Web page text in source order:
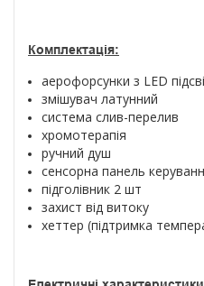
Комплектація:
аерофорсунки з LED
змішувач латунний
система слив-перелив
хромотерапія
ручний душ
сенсорна панель
підголівник 2 шт
захист від витоку
хеттер (підтримка